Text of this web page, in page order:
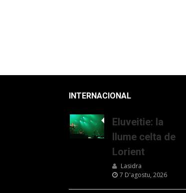
INTERNACIONAL
Eluveitie: la
llume celta de
Lorient
Lasidra
7 D'agostu, 2026